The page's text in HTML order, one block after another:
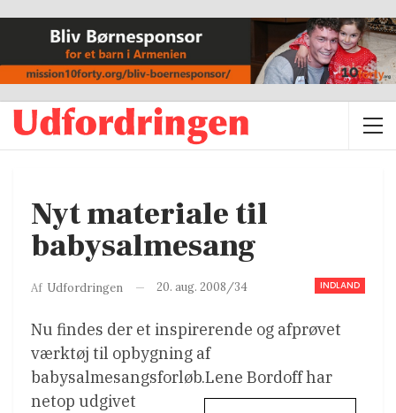
Nyt materiale til
babysalmesang
INDLAND
Af Udfordringen 20. aug. 2008/34
Nu findes der et inspirerende og afprøvet
værktøj til opbygning af
babysalmesangsforløb.Lene Bordoff har
netop udgivet